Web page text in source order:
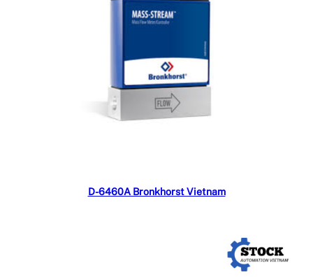
Đọc tiếp
D-6460A Bronkhorst Vietnam